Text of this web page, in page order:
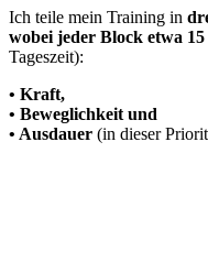
Ich teile mein Training in
wobei jeder Block etwa
Tageszeit):
• Kraft,
• Beweglichkeit und
• Ausdauer (in dieser